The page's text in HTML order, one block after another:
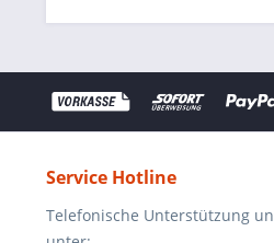
Service Hotline
Telefonische Unterstützung